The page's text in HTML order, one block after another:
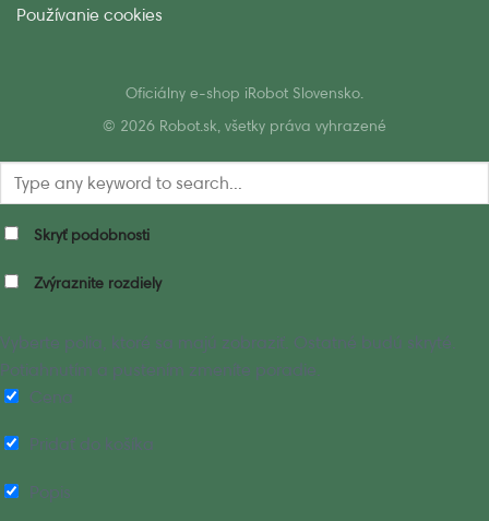
Používanie cookies
Oficiálny e-shop iRobot Slovensko.
© 2026 Robot.sk, všetky práva vyhrazené
Skryť podobnosti
Zvýraznite rozdiely
Vyberte polia, ktoré sa majú zobraziť. Ostatné budú skryté.
Potiahnutím a pustením zmeníte poradie.
Cena
Pridať do košíka
Popis